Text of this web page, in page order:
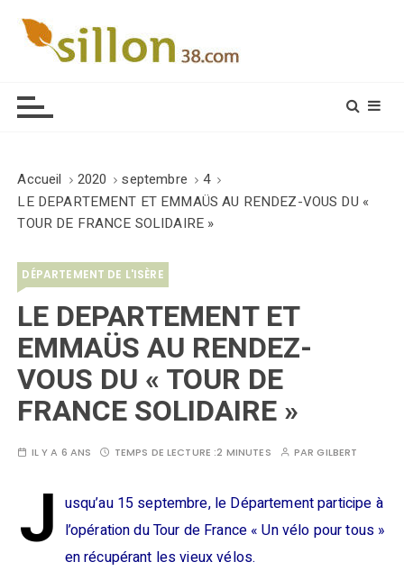
Accueil 2020 septembre
4
LE DEPARTEMENT ET EMMAÜS AU RENDEZ-VOUS DU «
TOUR DE FRANCE SOLIDAIRE »
DÉPARTEMENT DE L'ISÈRE
LE DEPARTEMENT ET
EMMAÜS AU RENDEZ-
VOUS DU « TOUR DE
FRANCE SOLIDAIRE »
IL Y A 6 ANS TEMPS DE LECTURE :2 MINUTES PARGILBERT
J usqu’au 15 septembre, le Département participe à
l’opération du Tour de France « Un vélo pour tous »
en récupérant les vieux vélos.